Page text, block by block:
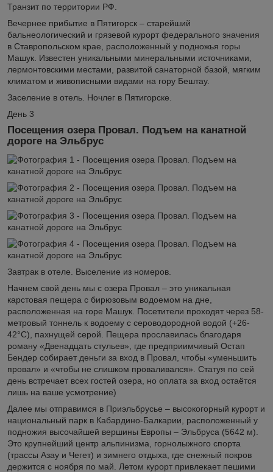
Транзит по территории РФ.
Вечернее прибытие в Пятигорск – старейший
бальнеологический и грязевой курорт федерального значения
в Ставропольском крае, расположенный у подножья горы
Машук. Известен уникальными минеральными источниками,
лермонтовскими местами, развитой санаторной базой, мягким
климатом и живописными видами на гору Бештау.
Заселение в отель. Ночлег в Пятигорске.
День 3
Посещения озера Провал. Подъем на канатной
дороге на Эльбрус
Завтрак в отеле. Выселение из номеров.
Начнем свой день мы с озера Провал – это уникальная
карстовая пещера с бирюзовым водоемом на дне,
расположенная на горе Машук. Посетители проходят через 58-
метровый тоннель к водоему с сероводородной водой (+26-
42°C), пахнущей серой. Пещера прославилась благодаря
роману «Двенадцать стульев», где предприимчивый Остап
Бендер собирает деньги за вход в Провал, чтобы «уменьшить
провал» и «чтобы не слишком проваливался». Статуя по сей
день встречает всех гостей озера, но оплата за вход остаётся
лишь на ваше усмотрение)
Далее мы отправимся в Приэльбрусье – высокогорный курорт и
национальный парк в Кабардино-Балкарии, расположенный у
подножия высочайшей вершины Европы – Эльбруса (5642 м).
Это крупнейший центр альпинизма, горнолыжного спорта
(трассы Азау и Чегет) и зимнего отдыха, где снежный покров
держится с ноября по май. Летом курорт привлекает пешими